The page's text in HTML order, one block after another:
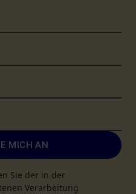
MICH AN
Sie der in der
Verarbeitung